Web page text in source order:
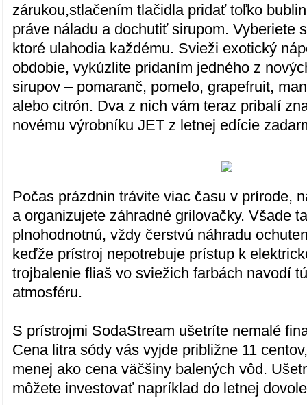
zárukou,stlačením tlačidla pridať toľko
práve náladu a dochutiť sirupom. Vyberiete
ktoré ulahodia každému. Svieži exotický
obdobie, vykúzlite pridaním jedného z
sirupov – pomaranč, pomelo, grapefruit,
alebo citrón. Dva z nich vám teraz pribalí
novému výrobníku JET z letnej edície
Počas prázdnin trávite viac času v prírode,
a organizujete záhradné grilovačky. Všade
plnohodnotnú, vždy čerstvú náhradu
keďže prístroj nepotrebuje prístup k
trojbalenie fliaš vo sviežich farbách navodí
atmosféru.
S prístrojmi SodaStream ušetríte nemalé
Cena litra sódy vás vyjde približne 11
menej ako cena väčšiny balených vôd.
môžete investovať napríklad do letnej